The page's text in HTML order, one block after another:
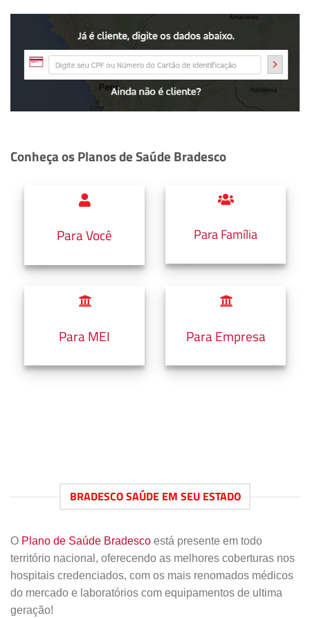
Conheça os Planos de Saúde Bradesco
Para Você Para Família
Para MEI Para Empresa
BRADESCO SAÚDE EM SEU ESTADO
O Plano de Saúde Bradesco está presente em todo
território nacional, oferecendo as melhores coberturas nos
hospitais credenciados, com os mais renomados médicos
do mercado e laboratórios com equipamentos de ultima
geração!